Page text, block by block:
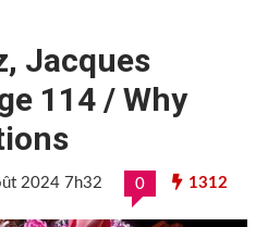
Jacques
114 / Why
2024 7h32 0 1312